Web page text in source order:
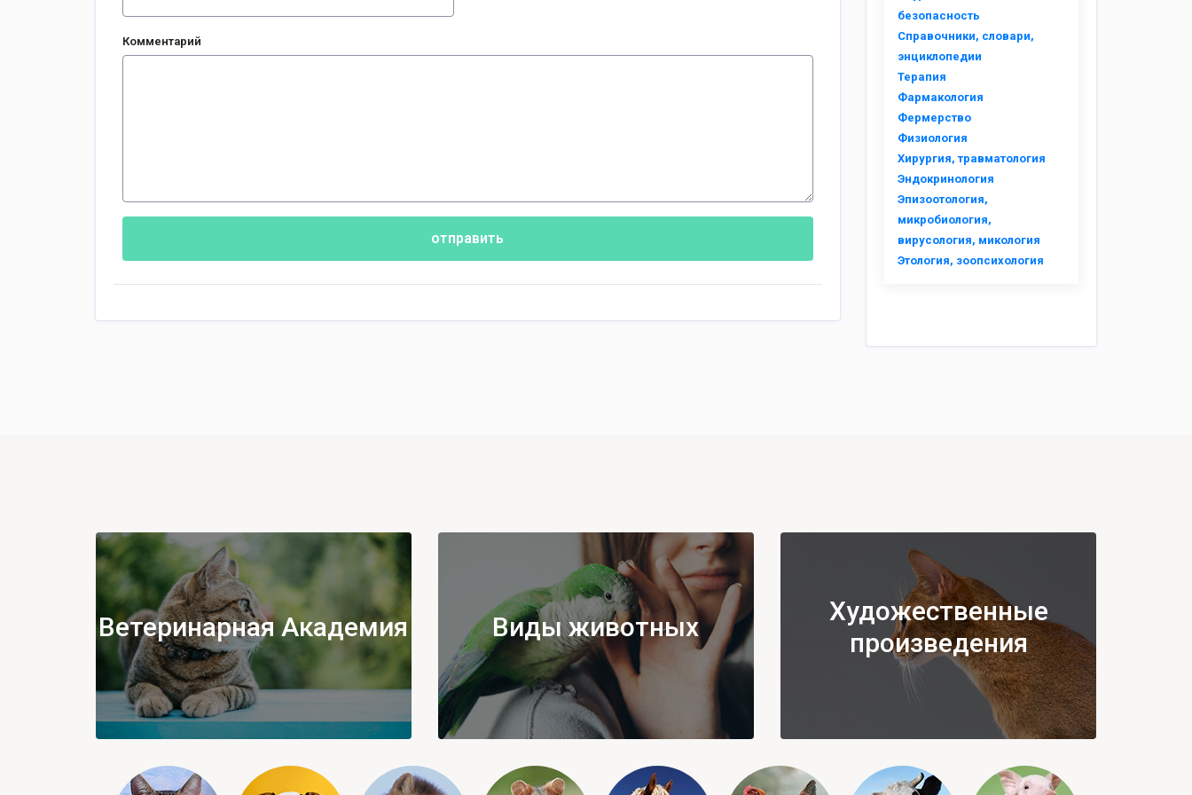
Комментарий
отправить
безопасность
Справочники, словари,
энциклопедии
Терапия
Фармакология
Фермерство
Физиология
Хирургия, травматология
Эндокринология
Эпизоотология,
микробиология,
вирусология, микология
Этология, зоопсихология
Ветеринарная Академия Виды животных
Художественные
произведения